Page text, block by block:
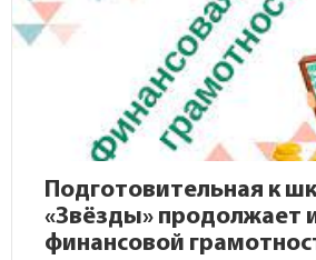
Подготовительная к
«Звёзды» продолжает
финансовой